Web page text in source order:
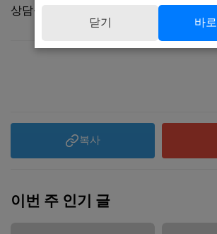
상담을 받는 것도 좋은 방법이 될 것입니다.
복사
이번 주 인기 글
닫기 바